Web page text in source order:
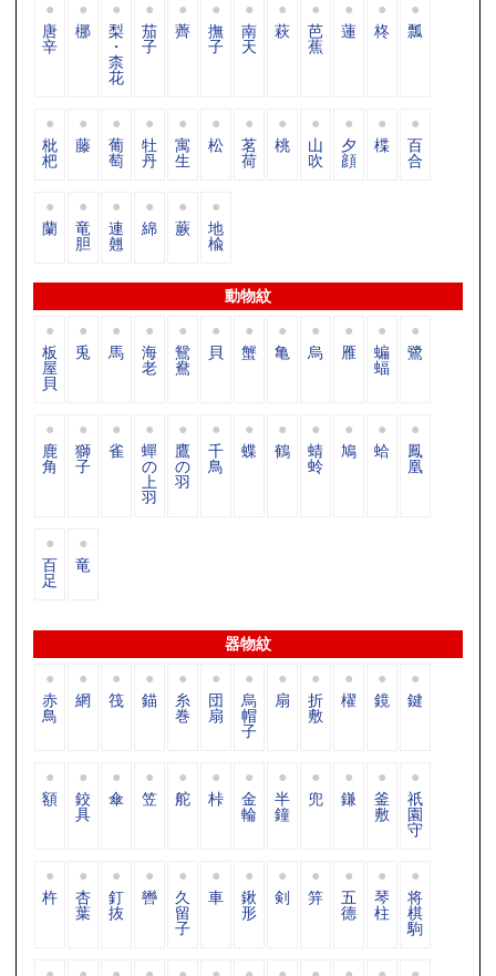
唐
辛
梛 梨
・
柰
花
茄
子
薺 撫
子
南
天
萩 芭
蕉
蓮 柊 瓢
枇
杷
藤 葡
萄
牡
丹
寓
生
松 茗
荷
桃 山
吹
夕
顔
楪 百
合
蘭 竜
胆
連
翹
綿 蕨 地
楡
動物紋
板
屋
貝
兎 馬 海
老
鴛
鴦
貝 蟹 亀 烏 雁 蝙
蝠
鷺
鹿
角
獅
子
雀 蟬
の
上
羽
鷹
の
羽
千
鳥
蝶 鶴 蜻
蛉
鳩 蛤 鳳
凰
百
足
竜
器物紋
赤
鳥
網 筏 錨 糸
巻
団
扇
烏
帽
子
扇 折
敷
櫂 鏡 鍵
額 鉸
具
傘 笠 舵 桛 金
輪
半
鐘
兜 鎌 釜
敷
祇
園
守
杵 杏
葉
釘
抜
轡 久
留
子
車 鍬
形
剣 笄 五
德
琴
柱
将
棋
駒